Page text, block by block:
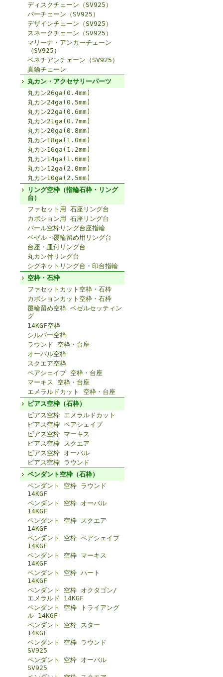
ディスクチェーン（SV925）
バーチェーン（SV925）
デザインチェーン（SV925）
スネークチェーン（SV925）
マリーナ・アンカーチェーン
（SV925）
ベネチアンチェーン（SV925）
真鍮チェーン
丸カン・アクセサリーパーツ
丸カン26ga(0.4mm)
丸カン24ga(0.5mm)
丸カン22ga(0.6mm)
丸カン21ga(0.7mm)
丸カン20ga(0.8mm)
丸カン18ga(1.0mm)
丸カン16ga(1.2mm)
丸カン14ga(1.6mm)
丸カン12ga(2.0mm)
丸カン10ga(2.5mm)
リング空枠（指輪石枠・リング
台）
ファセット用 石座リング台
カボション用 石座リング台
パール空枠リング台座指輪
ベゼル・覆輪留め用リング台
台座・皿付リング台
丸カン付リング台
シグネットリング台・印台指輪
空枠・石枠
ファセットカット空枠・石枠
カボションカット空枠・石枠
覆輪留め空枠 ベゼルセッティン
グ
14KGF空枠
シルバー空枠
ラウンド 空枠・台座
オーバル空枠
スクエア空枠
ペアシェイプ 空枠・台座
マーキス 空枠・台座
エメラルドカット 空枠・台座
ピアス空枠（石枠）
ピアス空枠 エメラルドカット
ピアス空枠 ペアシェイプ
ピアス空枠 マーキス
ピアス空枠 スクエア
ピアス空枠 オーバル
ピアス空枠 ラウンド
ペンダント空枠（石枠）
ペンダント 空枠 ラウンド
14KGF
ペンダント 空枠 オーバル
14KGF
ペンダント 空枠 スクエア
14KGF
ペンダント 空枠 ペアシェイプ
14KGF
ペンダント 空枠 マーキス
14KGF
ペンダント 空枠 ハート
14KGF
ペンダント 空枠 オクタゴン/
エメラルド 14KGF
ペンダント 空枠 トライアング
ル 14KGF
ペンダント 空枠 スター
14KGF
ペンダント 空枠 ラウンド
SV925
ペンダント 空枠 オーバル
SV925